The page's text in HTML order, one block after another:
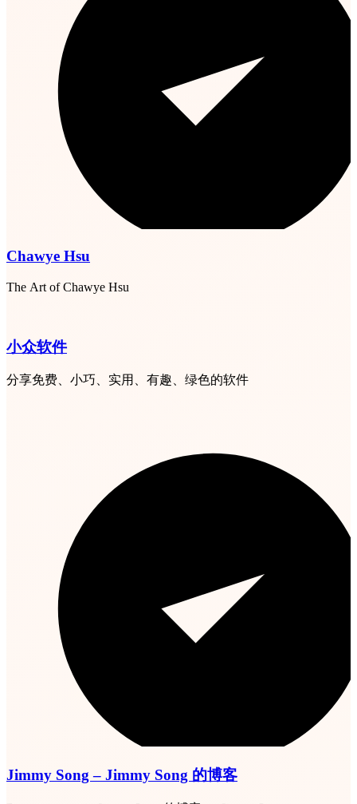
Chawye Hsu
The Art of Chawye Hsu
小众软件
分享免费、小巧、实用、有趣、绿色的软件
Jimmy Song – Jimmy Song 的博客